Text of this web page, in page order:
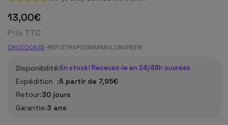
13,00€
Prix TTC
CROCOCASE-REF:STRAP20MMNAYLONGREEN
Disponibilité:En stock! Recevez-le en 24/48h ouvrées
Expédition :À partir de 7,95€
Retour:30 jours
Garantie:3 ans